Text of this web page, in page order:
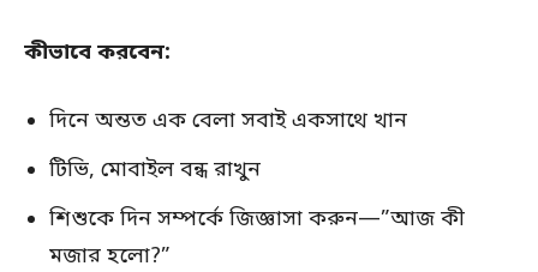
কীভাবে করবেন:
দিনে অন্তত এক বেলা সবাই একসাথে খান
টিভি, মোবাইল বন্ধ রাখুন
শিশুকে দিন সম্পর্কে জিজ্ঞাসা করুন—”আজ কী
মজার হলো?”